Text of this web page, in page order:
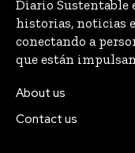
Diario
historias, noticias
conectando a
que están
About us
Contact us